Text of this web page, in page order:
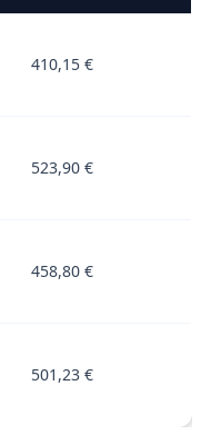
410,15 €
523,90 €
458,80 €
501,23 €